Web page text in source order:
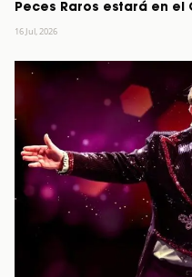
Peces Raros estará en el
16 Jul, 2026